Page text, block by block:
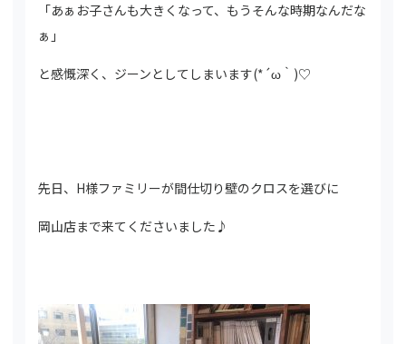
「あぁお子さんも大きくなって、もうそんな時期なんだな
ぁ」
と感慨深く、ジーンとしてしまいます(*´ω｀)♡
先日、H様ファミリーが間仕切り壁のクロスを選びに
岡山店まで来てくださいました♪